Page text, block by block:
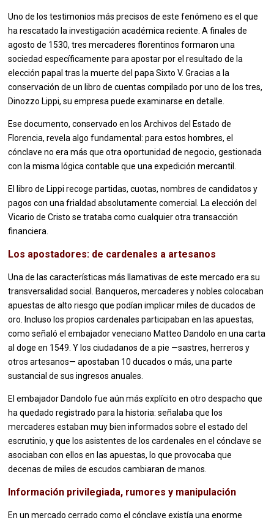
Uno de los testimonios más precisos de este fenómeno es el que
ha rescatado la investigación académica reciente. A finales de
agosto de 1530, tres mercaderes florentinos formaron una
sociedad específicamente para apostar por el resultado de la
elección papal tras la muerte del papa Sixto V. Gracias a la
conservación de un libro de cuentas compilado por uno de los tres,
Dinozzo Lippi, su empresa puede examinarse en detalle.
Ese documento, conservado en los Archivos del Estado de
Florencia, revela algo fundamental: para estos hombres, el
cónclave no era más que otra oportunidad de negocio, gestionada
con la misma lógica contable que una expedición mercantil.
El libro de Lippi recoge partidas, cuotas, nombres de candidatos y
pagos con una frialdad absolutamente comercial. La elección del
Vicario de Cristo se trataba como cualquier otra transacción
financiera.
Los apostadores: de cardenales a artesanos
Una de las características más llamativas de este mercado era su
transversalidad social. Banqueros, mercaderes y nobles colocaban
apuestas de alto riesgo que podían implicar miles de ducados de
oro. Incluso los propios cardenales participaban en las apuestas,
como señaló el embajador veneciano Matteo Dandolo en una carta
al doge en 1549. Y los ciudadanos de a pie —sastres, herreros y
otros artesanos— apostaban 10 ducados o más, una parte
sustancial de sus ingresos anuales.
El embajador Dandolo fue aún más explícito en otro despacho que
ha quedado registrado para la historia: señalaba que los
mercaderes estaban muy bien informados sobre el estado del
escrutinio, y que los asistentes de los cardenales en el cónclave se
asociaban con ellos en las apuestas, lo que provocaba que
decenas de miles de escudos cambiaran de manos.
Información privilegiada, rumores y manipulación
En un mercado cerrado como el cónclave existía una enorme